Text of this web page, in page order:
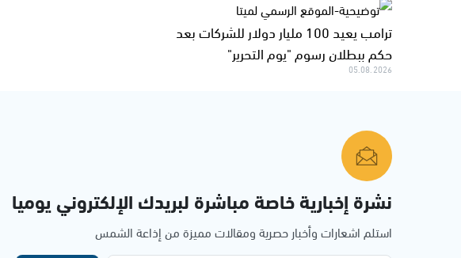
ترامب يعيد 100 مليار دولار للشركات بعد
حكم ببطلان رسوم "يوم التحرير"
05.08.2026
نشرة إخبارية خاصة مباشرة لبريدك الإلكتروني يوميا
استلم اشعارات وأخبار حصرية ومقالات مميزة من إذاعة الشمس